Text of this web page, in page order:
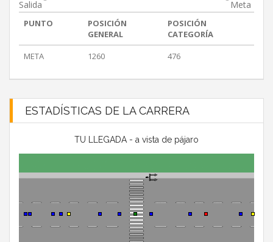
Salida Meta
PUNTO
POSICIÓN
GENERAL
POSICIÓN
CATEGORÍA
META
1260 476
ESTADÍSTICAS DE LA CARRERA
TU LLEGADA - a vista de pájaro